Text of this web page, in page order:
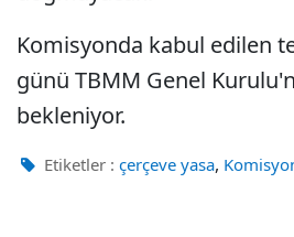
Komisyonda kabul edilen
günü TBMM Genel
bekleniyor.
Etiketler : çerçeve yasa,